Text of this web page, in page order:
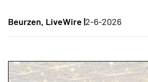
Beurzen, LiveWire |2-6-2026